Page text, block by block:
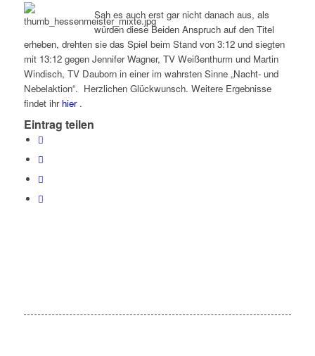
Sah es auch erst gar nicht danach aus, als
würden diese Beiden Anspruch auf den Titel
erheben, drehten sie das Spiel beim Stand von 3:12 und siegten
mit 13:12 gegen Jennifer Wagner, TV Weißenthurm und Martin
Windisch, TV Dauborn in einer im wahrsten Sinne „Nacht- und
Nebelaktion“. Herzlichen Glückwunsch. Weitere Ergebnisse
findet ihr hier.
Eintrag teilen